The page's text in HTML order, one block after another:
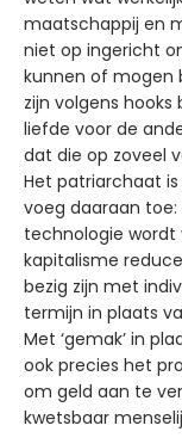
maatschappij en
niet op ingericht
kunnen of mogen
zijn volgens
liefde voor de
dat die op zoveel
Het patriarchaat
voeg daaraan
technologie wordt
kapitalisme
bezig zijn met
termijn in plaats
Met ‘gemak’ in
ook precies het
om geld aan te
kwetsbaar